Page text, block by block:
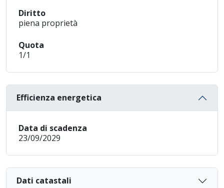
Diritto
piena proprietà
Quota
1/1
Efficienza energetica
Data di scadenza
23/09/2029
Dati catastali